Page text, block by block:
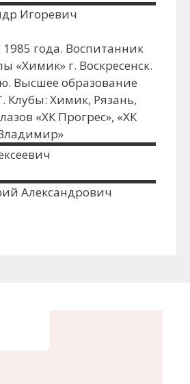
Игоревич
года. Воспитанник
«Химик» г. Воскресенск.
Высшее образование
Химик, Рязань,
«ХК Прогрес», «ХК
Александрович